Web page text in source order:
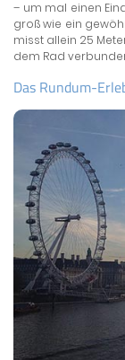
– um mal einen
groß wie ein
misst allein 25
dem Rad
Das Rundum-